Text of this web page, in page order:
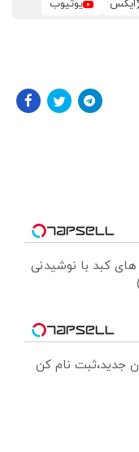
ایکس یوتیوب
کبد با نوشیدنی